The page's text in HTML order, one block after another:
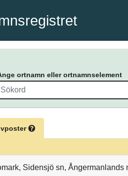
ortnamn eller ortnamnselement
Sidensjö sn,